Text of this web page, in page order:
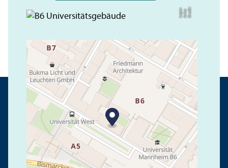
C
r
e
dit:
A
n
n
aL
o
g
u
e